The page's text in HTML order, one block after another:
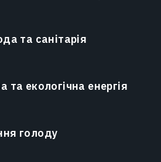
та санітарія
та екологічна енергія
голоду